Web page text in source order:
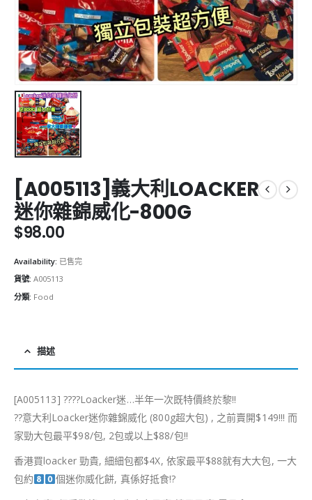
[A005113]義大利LOACKER
迷你雜錦威化-800G
$98.00
Availability: 已售完
貨號: A005113
分類: Food
描述
[A005113] ????Loacker迷…半年一次既特價終於黎‼
??意大利Loacker迷你雜錦威化 (800g超大包) , 之前賣開$149!!! 而
家勁大包最平$98/包, 2包或以上$88/包‼
香港買loacker 勁貴, 細細包都$4X, 依家最平$88就有大大包, 一大
包約
個迷你威化餅, 真係好抵食!?